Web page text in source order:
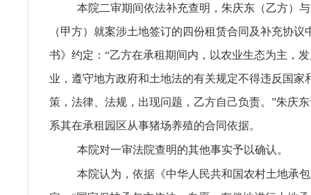
本院二审期间依法补充查明，朱庆东（乙方）
（甲方）就案涉土地签订的四份租赁合同及补充协议
书》约定：“乙方在承租期间内，以农业生态为主，
业，遵守地方政府和土地法的有关规定不得违反国家
策，法律、法规，出现问题，乙方自己负责。”朱庆
系其在承租园区从事猪场养殖的合同依据。
本院对一审法院查明的其他事实予以确认。
本院认为，依据《中华人民共和国农村土地承